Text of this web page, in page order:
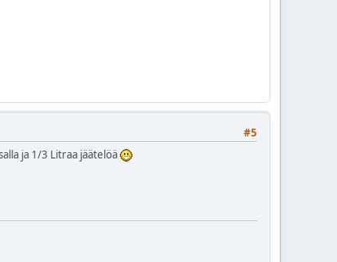
#5
ja 1/3 Litraa jäätelöä